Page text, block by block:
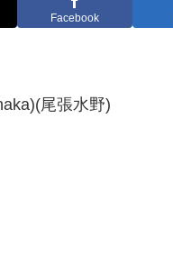
Facebook
尾張水野)